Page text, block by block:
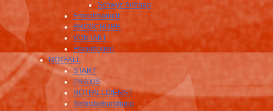
Schwyz Anfrage
Erreichbarkeit
BROSCHÜRE
KONTAKT
Fragebogen
NOTFALL
START
PRAXIS
NOTFALLDIENST
Selbstbehandlung